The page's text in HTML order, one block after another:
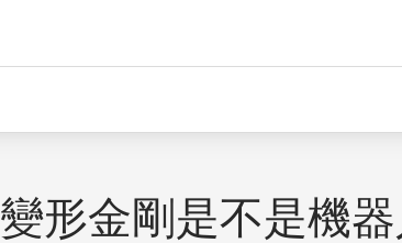
變形金剛是不是機器